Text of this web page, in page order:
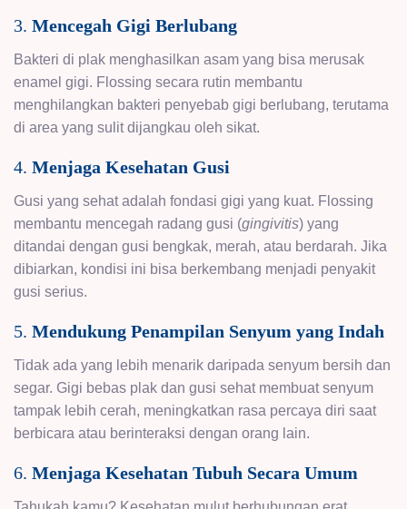
3. Mencegah Gigi Berlubang
Bakteri di plak menghasilkan asam yang bisa merusak
enamel gigi. Flossing secara rutin membantu
menghilangkan bakteri penyebab gigi berlubang, terutama
di area yang sulit dijangkau oleh sikat.
4. Menjaga Kesehatan Gusi
Gusi yang sehat adalah fondasi gigi yang kuat. Flossing
membantu mencegah radang gusi (gingivitis) yang
ditandai dengan gusi bengkak, merah, atau berdarah. Jika
dibiarkan, kondisi ini bisa berkembang menjadi penyakit
gusi serius.
5. Mendukung Penampilan Senyum yang Indah
Tidak ada yang lebih menarik daripada senyum bersih dan
segar. Gigi bebas plak dan gusi sehat membuat senyum
tampak lebih cerah, meningkatkan rasa percaya diri saat
berbicara atau berinteraksi dengan orang lain.
6. Menjaga Kesehatan Tubuh Secara Umum